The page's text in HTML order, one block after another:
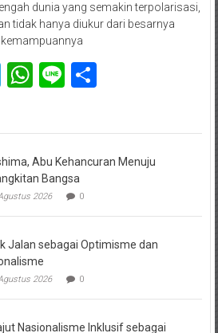
dunia yang semakin terpolarisasi,
tidak hanya diukur dari besarnya
Telegram
WhatsApp
LineShare
Abu Kehancuran Menuju
Bangsa
2026 0
Jalan sebagai Optimisme dan
2026 0
Nasionalisme Inklusif sebagai